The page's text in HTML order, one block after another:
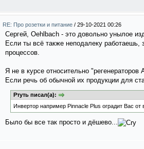
RE: Про розетки и питание / 29-10-2021 00:26
Сергей, Oehlbach - это довольно унылое
Если ты всё также неподалеку работаешь,
процессов.
Я не в курсе относительно "регенераторов
Если речь об обычной их продукции для
Ртуть писал(а):
Инвертор например Pinnacle Plus оградит Вас
Было бы все так просто и дёшево...